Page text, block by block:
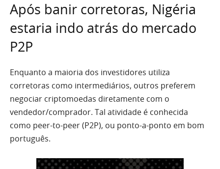
Após banir corretoras, Nigéria
estaria indo atrás do mercado
P2P
Enquanto a maioria dos investidores utiliza
corretoras como intermediários, outros preferem
negociar criptomoedas diretamente com o
vendedor/comprador. Tal atividade é conhecida
como peer-to-peer (P2P), ou ponto-a-ponto em bom
português.